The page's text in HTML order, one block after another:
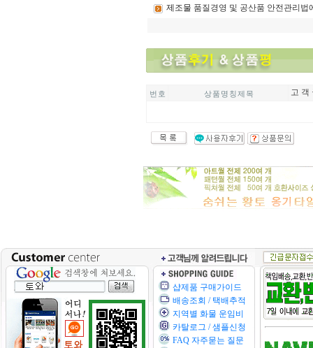
제조물 품질경영 및 공산품 안전관리
번 호 상 품 명 칭 제 목 고 객
샵제품 구매가이드
배송조회 / 택배추적
지역별 화물 운임비
카탈로그 / 샘플신청
FAQ 자주묻는 질문